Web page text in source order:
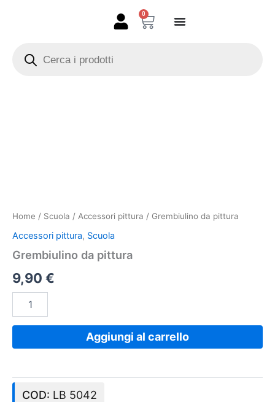
0
Carrello
search
Home / Scuola / Accessori pittura / Grembiulino da pittura
Accessori pittura, Scuola
Grembiulino da pittura
9,90 €
Aggiungi al carrello
COD: LB 5042